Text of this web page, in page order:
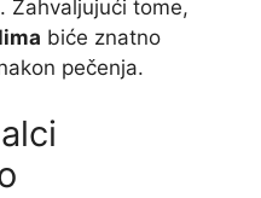
Zahvaljujući tome,
biće znatno
pečenja.